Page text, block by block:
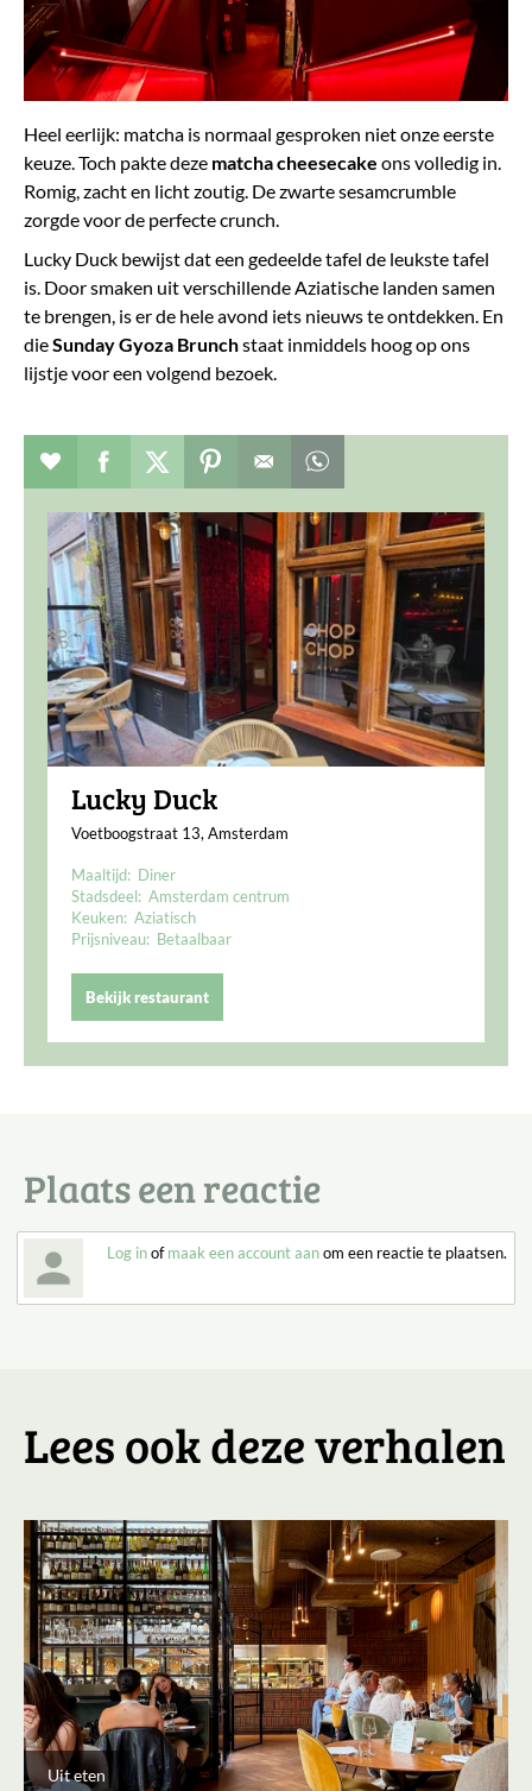
Heel eerlijk: matcha is normaal gesproken niet onze eerste
keuze. Toch pakte deze matchacheesecake ons volledig in.
Romig, zacht en licht zoutig. De zwarte sesamcrumble
zorgde voor de perfecte crunch.
Lucky Duck bewijst dat een gedeelde tafel de leukste tafel
is. Door smaken uit verschillende Aziatische landen samen
te brengen, is er de hele avond iets nieuws te ontdekken. En
dieSunday Gyoza Brunchstaat inmiddels hoog op ons
lijstje voor een volgend bezoek.
Verhaal toevoegen aan favorieten
Deel dit op facebook
Deel dit op twitter
Deel dit op pinterest
Lucky Duck
Voetboogstraat 13, Amsterdam
Maaltijd: Diner
Stadsdeel: Amsterdam centrum
Keuken: Aziatisch
Prijsniveau: Betaalbaar
Bekijk restaurant
Plaats een reactie
Log inofmaak een account aanom een reactie te plaatsen.
Lees ook deze verhalen
Uit eten